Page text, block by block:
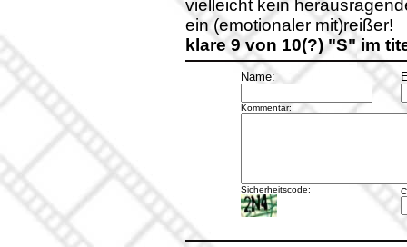
vielleicht kein
ein (emotionaler mit)reißer!
klare 9 von 10(?) "S" im
Name:
Kommentar:
Sicherheitscode: